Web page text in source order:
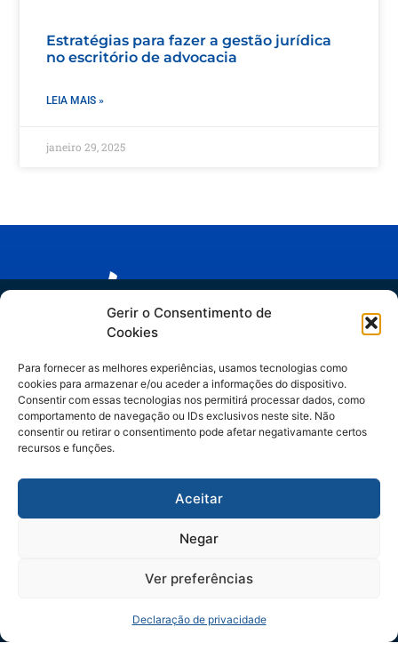
Trilha IA no Jurídico
Artigos assinados por Manuella Gelli,
especialista em Legal Operations & IA.
dados serão tratados de forma segura e conforme nossa Política de Privacidade.
Gerir o Consentimento de
Cookies
Para fornecer as melhores experiências, usamos tecnologias como
cookies para armazenar e/ou aceder a informações do dispositivo.
Consentir com essas tecnologias nos permitirá processar dados, como
comportamento de navegação ou IDs exclusivos neste site. Não
consentir ou retirar o consentimento pode afetar negativamante certos
recursos e funções.
Aceitar
Negar
Ver preferências
Declaração de privacidade
Estratégias para fazer a gestão jurídica
no escritório de advocacia
LEIA MAIS »
janeiro 29, 2025
Links relevantes
Espaider Departamentos Jurídicos
Espaider Escritórios - Completo
Espaider Essencial
TRM - sistema de chamados
vendas@facil.com.br
CEP: 89012-472